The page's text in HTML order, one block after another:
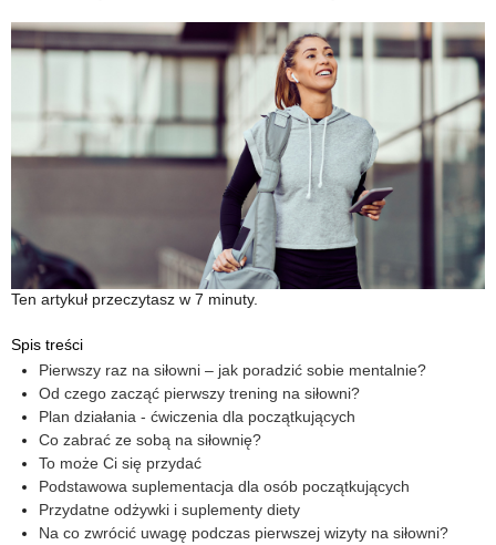
Ten artykuł przeczytasz w 7 minuty.
Spis treści
Pierwszy raz na siłowni – jak poradzić sobie mentalnie?
Od czego zacząć pierwszy trening na siłowni?
Plan działania - ćwiczenia dla początkujących
Co zabrać ze sobą na siłownię?
To może Ci się przydać
Podstawowa suplementacja dla osób początkujących
Przydatne odżywki i suplementy diety
Na co zwrócić uwagę podczas pierwszej wizyty na siłowni?